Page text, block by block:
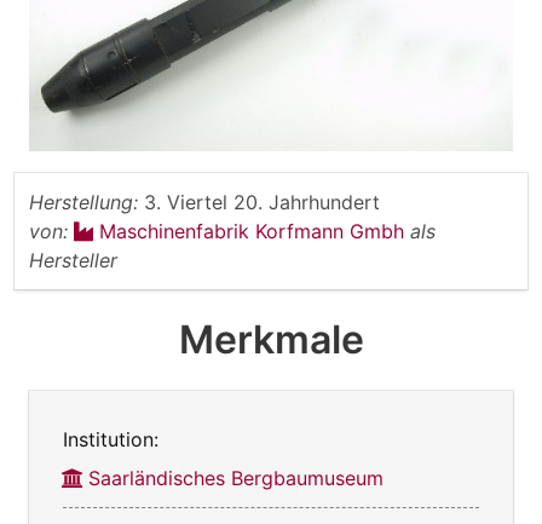
Herstellung: 3. Viertel 20. Jahrhundert
von:
Maschinenfabrik Korfmann Gmbh als
Hersteller
Merkmale
Institution:
Saarländisches Bergbaumuseum